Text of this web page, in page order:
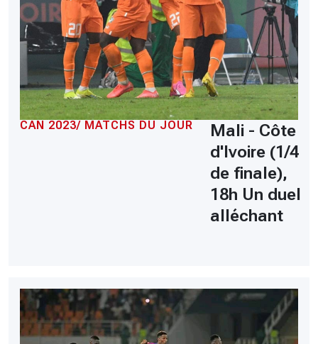
CAN 2023/ MATCHS DU JOUR
Mali - Côte
d'Ivoire (1/4
de finale),
18h Un duel
alléchant